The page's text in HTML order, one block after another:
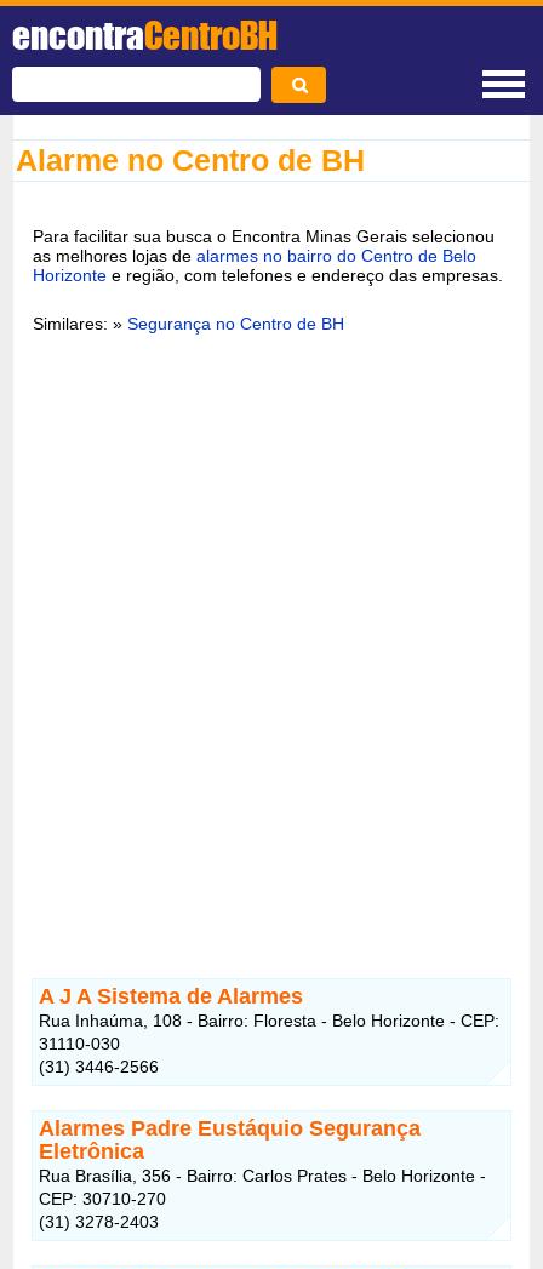
encontraCentroBH
Alarme no Centro de BH
Para facilitar sua busca o Encontra Minas Gerais selecionou
as melhores lojas dealarmes no bairro do Centro de Belo
Horizonte e região, com telefones e endereço das empresas.
Similares: »Segurança no Centro de BH
A J A Sistema de Alarmes
Rua Inhaúma, 108 - Bairro: Floresta - Belo Horizonte - CEP:
31110-030
(31) 3446-2566
Alarmes Padre Eustáquio Segurança
Eletrônica
Rua Brasília, 356 - Bairro: Carlos Prates - Belo Horizonte -
CEP: 30710-270
(31) 3278-2403